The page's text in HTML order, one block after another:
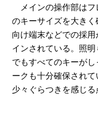
メインの操作部はフ
のキーサイズを大き
向け端末などでの採
インされている。照
でもすべてのキーが
ークも十分確保され
少々ぐらつきを感じる